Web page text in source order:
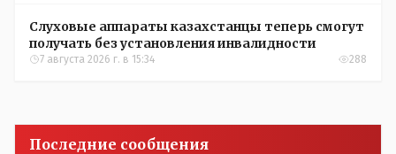
Слуховые аппараты казахстанцы теперь смогут
получать без установления инвалидности
7 августа 2026 г. в 15:34 288
Последние сообщения